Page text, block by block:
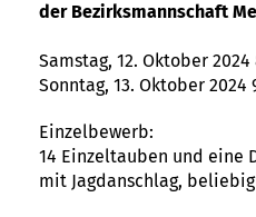
der Bezirksmannschaft
Samstag, 12. Oktober 2024
Sonntag, 13. Oktober 2024
Einzelbewerb:
14 Einzeltauben und eine
mit Jagdanschlag,